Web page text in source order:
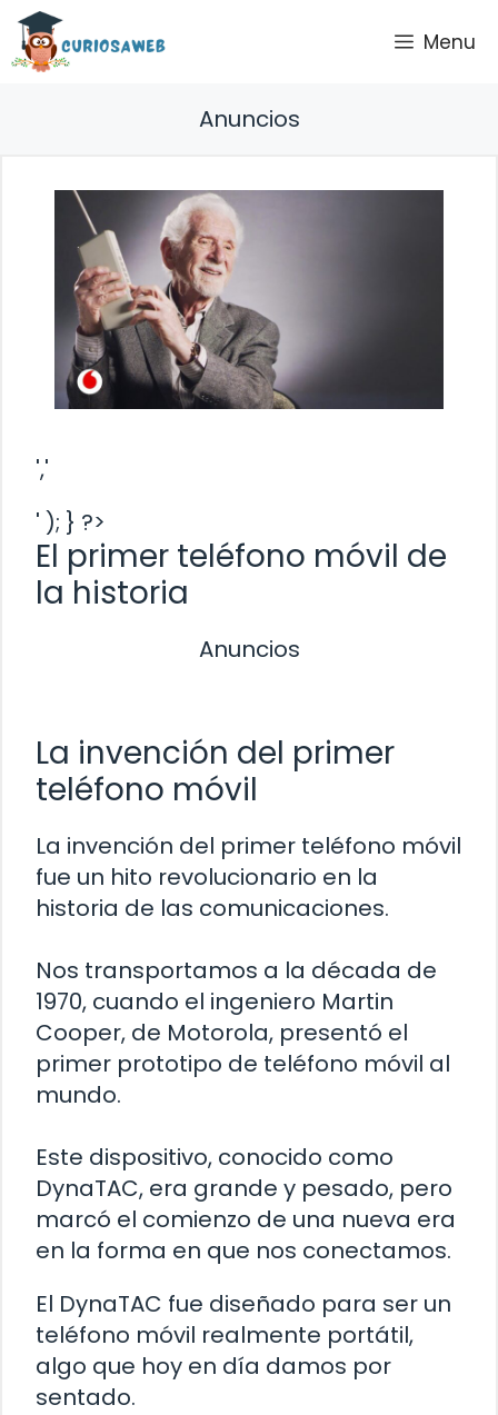
Saltar
contenido
Menu
Anuncios
','
' ); } ?>
El primer teléfono móvil de
la historia
Anuncios
La invención del primer
teléfono móvil
La invención del primer teléfono móvil
fue un hito revolucionario en la
historia de las comunicaciones.
Nos transportamos a la década de
1970, cuando el ingeniero Martin
Cooper, de Motorola, presentó el
primer prototipo de teléfono móvil al
mundo.
Este dispositivo, conocido como
DynaTAC, era grande y pesado, pero
marcó el comienzo de una nueva era
en la forma en que nos conectamos.
El DynaTAC fue diseñado para ser un
teléfono móvil realmente portátil,
algo que hoy en día damos por
sentado.